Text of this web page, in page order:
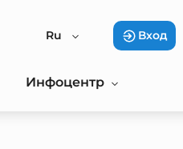
Ru Вход
Инфоцентр